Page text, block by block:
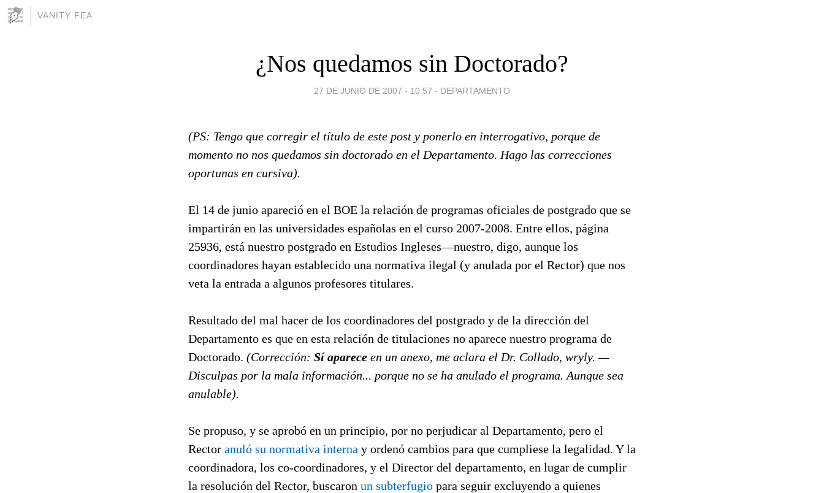
VANITY FEA
¿Nos quedamos sin Doctorado?
27 DE JUNIO DE 2007 - 10:57 - DEPARTAMENTO
(PS: Tengo que corregir el título de este post y ponerlo en interrogativo, porque de
momento no nos quedamos sin doctorado en el Departamento. Hago las correcciones
oportunas en cursiva).
El 14 de junio apareció en el BOE la relación de programas oficiales de postgrado que se
impartirán en las universidades españolas en el curso 2007-2008. Entre ellos, página
25936, está nuestro postgrado en Estudios Ingleses—nuestro, digo, aunque los
coordinadores hayan establecido una normativa ilegal (y anulada por el Rector) que nos
veta la entrada a algunos profesores titulares.
Resultado del mal hacer de los coordinadores del postgrado y de la dirección del
Departamento es que en esta relación de titulaciones no aparece nuestro programa de
Doctorado. (Corrección: Sí aparece en un anexo, me aclara el Dr. Collado, wryly. —
Disculpas por la mala información... porque no se ha anulado el programa. Aunque sea
anulable).
Se propuso, y se aprobó en un principio, por no perjudicar al Departamento, pero el
Rector anuló su normativa interna y ordenó cambios para que cumpliese la legalidad. Y la
coordinadora, los co-coordinadores, y el Director del departamento, en lugar de cumplir
la resolución del Rector, buscaron un subterfugio para seguir excluyendo a quienes